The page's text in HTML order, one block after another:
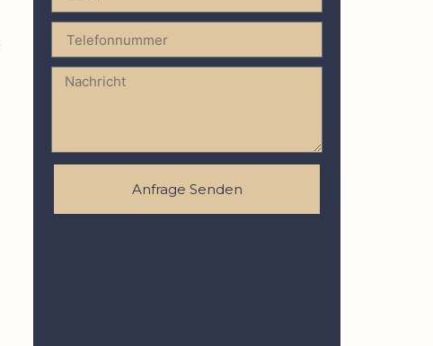
Anfrage Senden